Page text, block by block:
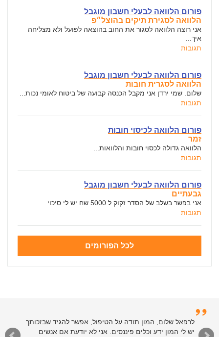
פורום הלוואה לבעלי חשבון מוגבל
הלוואה לסגירת תיקים בהוצל״פ
אני רוצה הלוואה לסגור את החוב בהוצאה לפועל ולא מצליחה
איך...
תגובות
פורום הלוואה לבעלי חשבון מוגבל
הלוואה לסגרית חובות
שלום. שמי ירדן אני מקבל הכנסה קבועה של ביטוח לאומי נכות...
תגובות
פורום הלוואה לכיסוי חובות
זמר
הלוואה גדולה לכסוי חובות והלוואות...
תגובות
פורום הלוואה לבעלי חשבון מוגבל
גבעתיים
אני בפשר בשלב של הסדר.זקוק ל 5000 שח.יש לי סיכוי...
תגובות
לכל הפורומים
לרפאל שלום, המון תודה על הטיפול, אפשר להגיד שבזכותך
יש לי המון ידע וכלים פיננסים. אני לא יודעת אם אנשים